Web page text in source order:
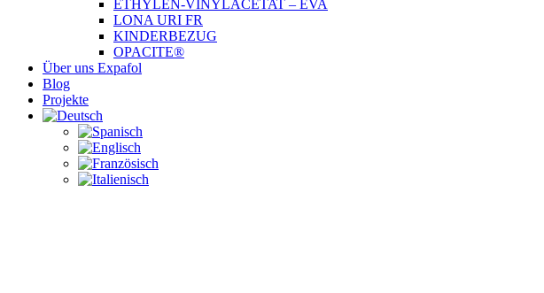
ETHYLEN-VINYLACETAT – EVA
LONA URI FR
KINDERBEZUG
OPACITE®
Über uns Expafol
Blog
Projekte